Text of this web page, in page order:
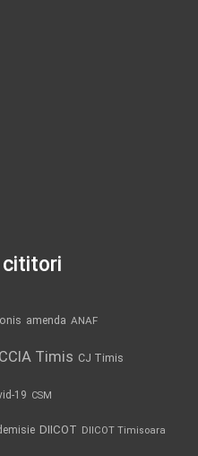
cititori
amenda ANAF
CCIA Timis CJ Timis
19 CSM
DIICOT DIICOT Timisoara